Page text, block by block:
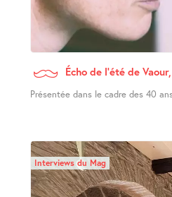
Écho de l’été de
Présentée dans le cadre des 40
Interviews du Mag